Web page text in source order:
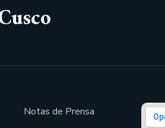
Notas de Prensa